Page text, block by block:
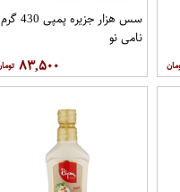
سس هزار جزیره پمپی 430 گرم
نامی نو
۸۳,۵۰۰